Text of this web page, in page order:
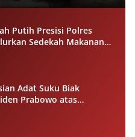
Putih Presisi Polres
Sedekah Makanan
di Panipahan
Adat Suku Biak
Prabowo atas
Singgah Pasar Boswesen